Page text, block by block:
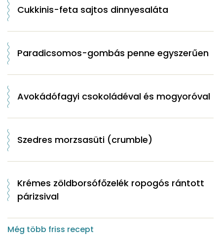
Cukkinis-feta sajtos dinnyesaláta
Paradicsomos-gombás penne egyszerűen
Avokádófagyi csokoládéval és mogyoróval
Szedres morzsasüti (crumble)
Krémes zöldborsófőzelék ropogós rántott
párizsival
Még több friss recept